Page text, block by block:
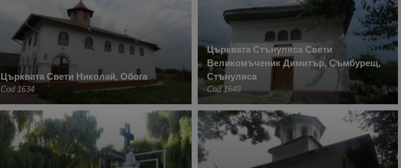
Църквата Свети Николай, Обога
Cod 1634
Църквата Стънуляса Свети
Великомъченик Димитър, Съмбурещ,
Стънуляса
Cod 1649